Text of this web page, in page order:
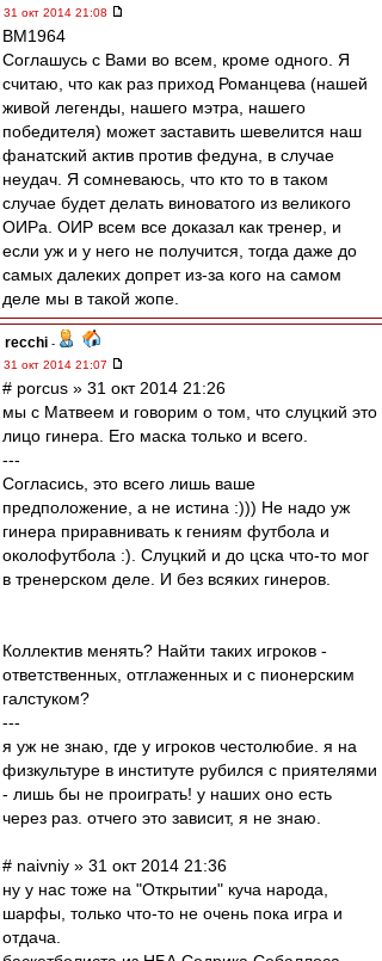
31 окт 2014 21:08
BM1964
Соглашусь с Вами во всем, кроме одного. Я
считаю, что как раз приход Романцева (нашей
живой легенды, нашего мэтра, нашего
победителя) может заставить шевелится наш
фанатский актив против федуна, в случае
неудач. Я сомневаюсь, что кто то в таком
случае будет делать виноватого из великого
ОИРа. ОИР всем все доказал как тренер, и
если уж и у него не получится, тогда даже до
самых далеких допрет из-за кого на самом
деле мы в такой жопе.
recchi -
31 окт 2014 21:07
# porcus » 31 окт 2014 21:26
мы с Матвеем и говорим о том, что слуцкий это
лицо гинера. Его маска только и всего.
---
Согласись, это всего лишь ваше
предположение, а не истина :))) Не надо уж
гинера приравнивать к гениям футбола и
околофутбола :). Слуцкий и до цска что-то мог
в тренерском деле. И без всяких гинеров.
Коллектив менять? Найти таких игроков -
ответственных, отглаженных и с пионерским
галстуком?
---
я уж не знаю, где у игроков честолюбие. я на
физкультуре в институте рубился с приятелями
- лишь бы не проиграть! у наших оно есть
через раз. отчего это зависит, я не знаю.
# naivniy » 31 окт 2014 21:36
ну у нас тоже на "Открытии" куча народа,
шарфы, только что-то не очень пока игра и
отдача.